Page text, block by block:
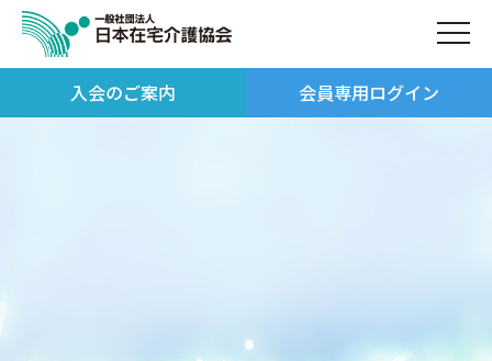
入会のご案内 会員専用ログイン
日本在宅介護協会